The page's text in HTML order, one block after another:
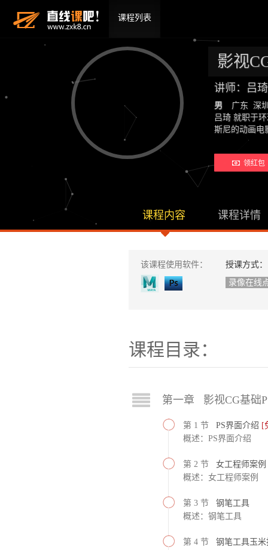
课程列表
影视
讲师：吕
男
广东 深
吕琦 就职于
斯尼的动画
领红包
课程内容 课程详情
该课程使用软件：
授课方式：
录像在线
课程目录：
第一章 影视CG基础
第 1 节 PS界面介绍 [
概述：PS界面介绍
第 2 节 女工程师案例
概述：女工程师案例
第 3 节 钢笔工具
概述：钢笔工具
第 4 节 钢笔工具玉米